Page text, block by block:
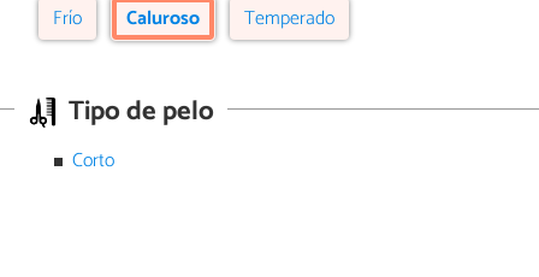
Frío Caluroso Temperado
Tipo de pelo
Corto